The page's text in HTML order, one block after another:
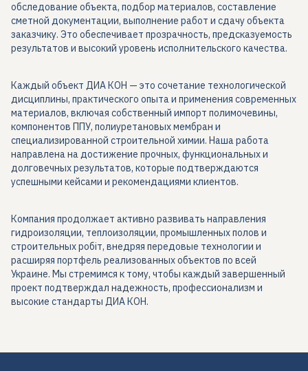
обследование объекта, подбор материалов, составление
сметной документации, выполнение работ и сдачу объекта
заказчику. Это обеспечивает прозрачность, предсказуемость
результатов и высокий уровень исполнительского качества.
Каждый объект ДИА КОН — это сочетание технологической
дисциплины, практического опыта и применения современных
материалов, включая собственный импорт полимочевины,
компонентов ППУ, полиуретановых мембран и
специализированной строительной химии. Наша работа
направлена на достижение прочных, функциональных и
долговечных результатов, которые подтверждаются
успешными кейсами и рекомендациями клиентов.
Компания продолжает активно развивать направления
гидроизоляции, теплоизоляции, промышленных полов и
строительных робіт, внедряя передовые технологии и
расширяя портфель реализованных объектов по всей
Украине. Мы стремимся к тому, чтобы каждый завершенный
проект подтверждал надежность, профессионализм и
высокие стандарты ДИА КОН.